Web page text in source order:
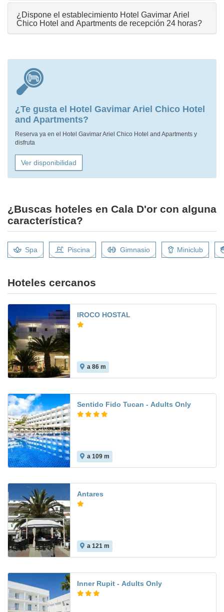
¿Dispone el establecimiento Hotel Gavimar Ariel
Chico Hotel and Apartments de recepción 24 horas?
¿Te gusta el Hotel Gavimar Ariel Chico Hotel
and Apartments?
Reserva ya en el Hotel Gavimar Ariel Chico Hotel and Apartments y
disfruta
Ver disponibilidad
¿Buscas hoteles en Cala D'or con alguna
característica?
Spa Piscina Gimnasio Miniclub
Hoteles cercanos
IROCO HOSTAL
a 86 m
Sentido Fido Tucan - Adults Only
a 109 m
Antares
a 121 m
Inner Rupit - Adults Only